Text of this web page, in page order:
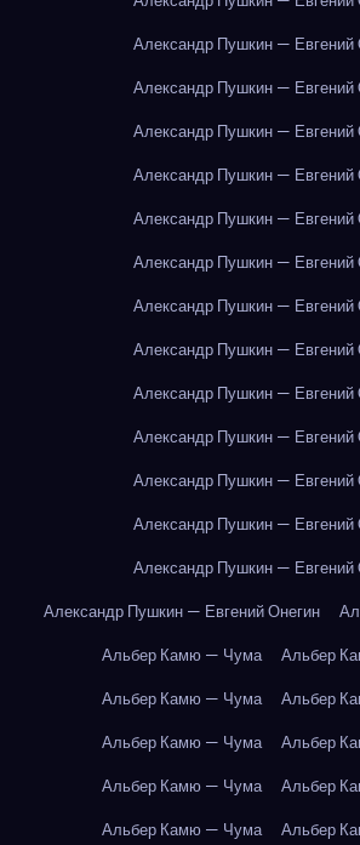
Александр Пушкин — Евгений
Александр Пушкин — Евгений
Александр Пушкин — Евгений
Александр Пушкин — Евгений
Александр Пушкин — Евгений
Александр Пушкин — Евгений
Александр Пушкин — Евгений
Александр Пушкин — Евгений
Александр Пушкин — Евгений
Александр Пушкин — Евгений
Александр Пушкин — Евгений
Александр Пушкин — Евгений
Александр Пушкин — Евгений
Александр Пушкин — Евгений Онегин
Альбер Камю — Чума
Альбер
Альбер Камю — Чума
Альбер
Альбер Камю — Чума
Альбер
Альбер Камю — Чума
Альбер
Альбер Камю — Чума
Альбер